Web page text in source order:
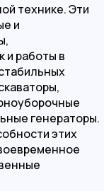
технике. Эти
и
и работы в
генераторы.
этих